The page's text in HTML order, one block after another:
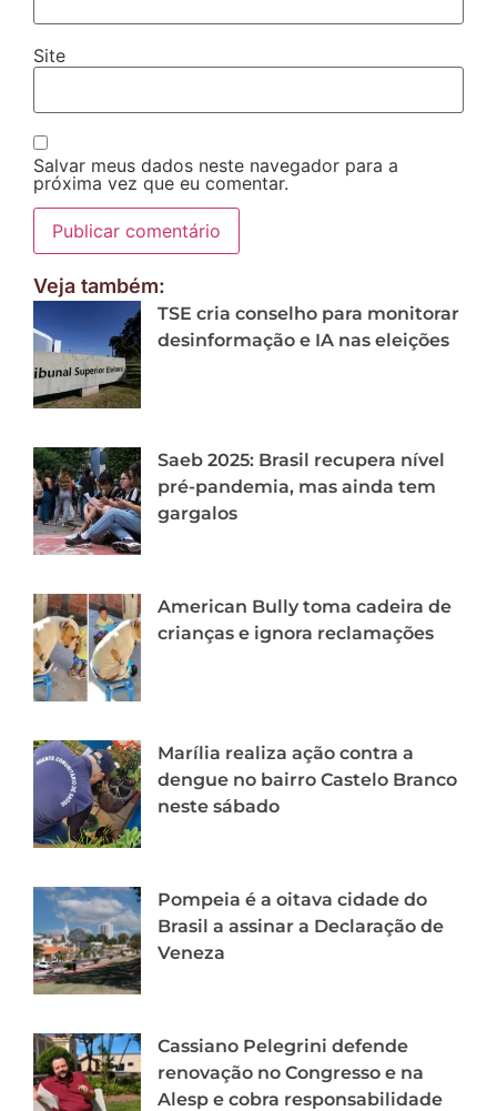
Site
Salvar meus dados neste navegador para a
próxima vez que eu comentar.
Veja também:
TSE cria conselho para monitorar
desinformação e IA nas eleições
Saeb 2025: Brasil recupera nível
pré-pandemia, mas ainda tem
gargalos
American Bully toma cadeira de
crianças e ignora reclamações
Marília realiza ação contra a
dengue no bairro Castelo Branco
neste sábado
Pompeia é a oitava cidade do
Brasil a assinar a Declaração de
Veneza
Cassiano Pelegrini defende
renovação no Congresso e na
Alesp e cobra responsabilidade